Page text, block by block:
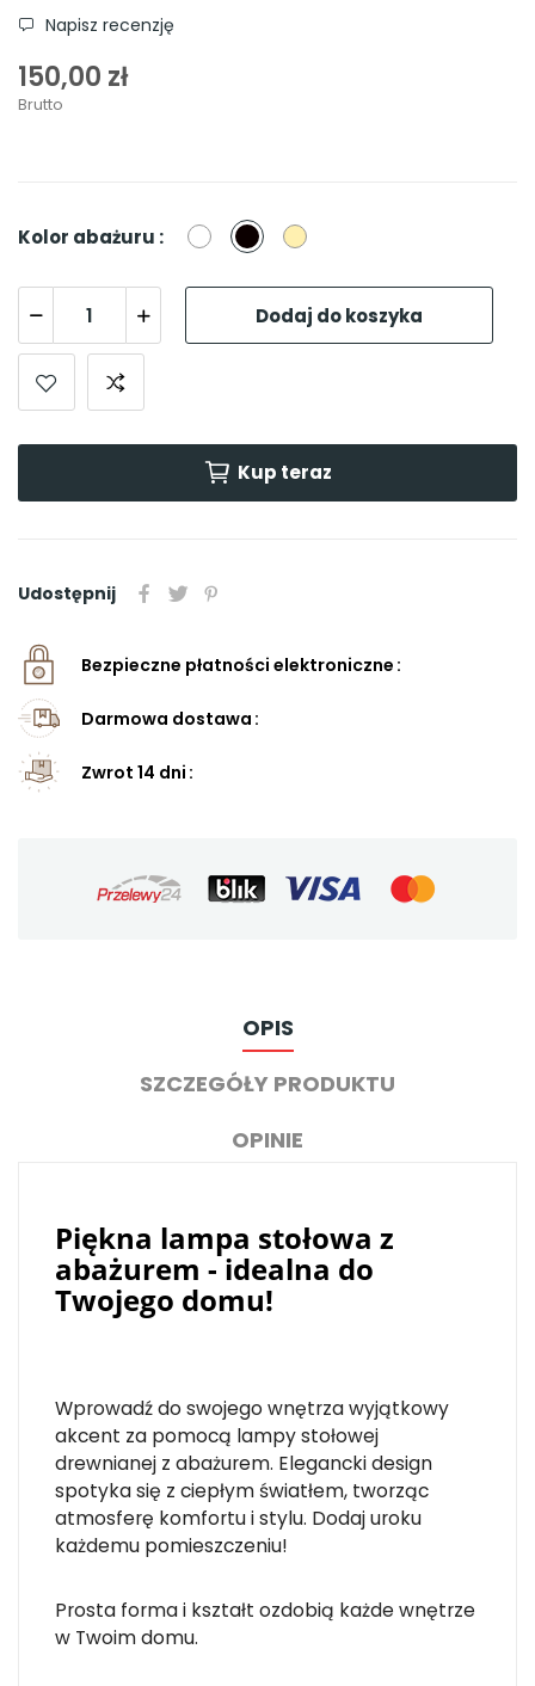
Napisz recenzję
150,00 zł
Brutto
Kolor abażuru : Biały CzarnyBeżowy
Dodaj do koszyka
Kup teraz
Udostępnij
Bezpieczne płatności elektroniczne
Darmowa dostawa
Zwrot 14 dni
OPIS
SZCZEGÓŁY PRODUKTU
OPINIE
Piękna lampa stołowa z
abażurem - idealna do
Twojego domu!
Wprowadź do swojego wnętrza wyjątkowy
akcent za pomocą lampy stołowej
drewnianej z abażurem. Elegancki design
spotyka się z ciepłym światłem, tworząc
atmosferę komfortu i stylu. Dodaj uroku
każdemu pomieszczeniu!
Prosta forma i kształt ozdobią każde wnętrze
w Twoim domu.